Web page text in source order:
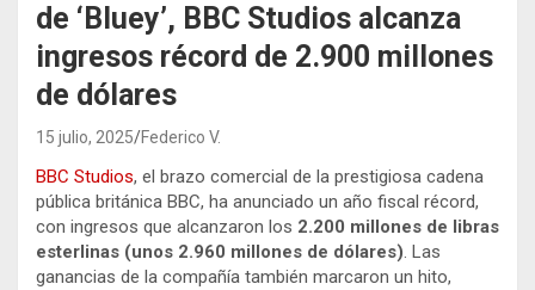
de ‘Bluey’, BBC Studios alcanza
ingresos récord de 2.900 millones
de dólares
15 julio, 2025 Federico V.
BBC Studios, el brazo comercial de la prestigiosa cadena
pública británica BBC, ha anunciado un año fiscal récord,
con ingresos que alcanzaron los 2.200 millones de libras
esterlinas (unos 2.960 millones de dólares). Las
ganancias de la compañía también marcaron un hito,